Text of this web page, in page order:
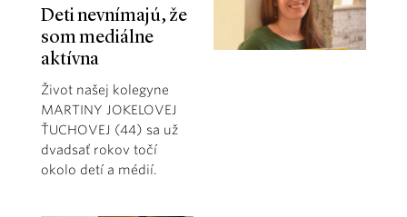
Deti nevnímajú, že
som mediálne
aktívna
Život našej kolegyne
MARTINY JOKELOVEJ
ŤUCHOVEJ (44) sa už
dvadsať rokov točí
okolo detí a médií.